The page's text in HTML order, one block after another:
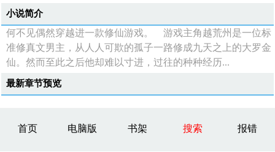
小说简介
何不见偶然穿越进一款修仙游戏。 游戏主角越荒州是一位标
准修真文男主，从人人可欺的孤子一路修成九天之上的大罗金
仙。然而至此之后他却难以寸进，过往的种种经历...
最新章节预览
首页 电脑版 书架 搜索 报错